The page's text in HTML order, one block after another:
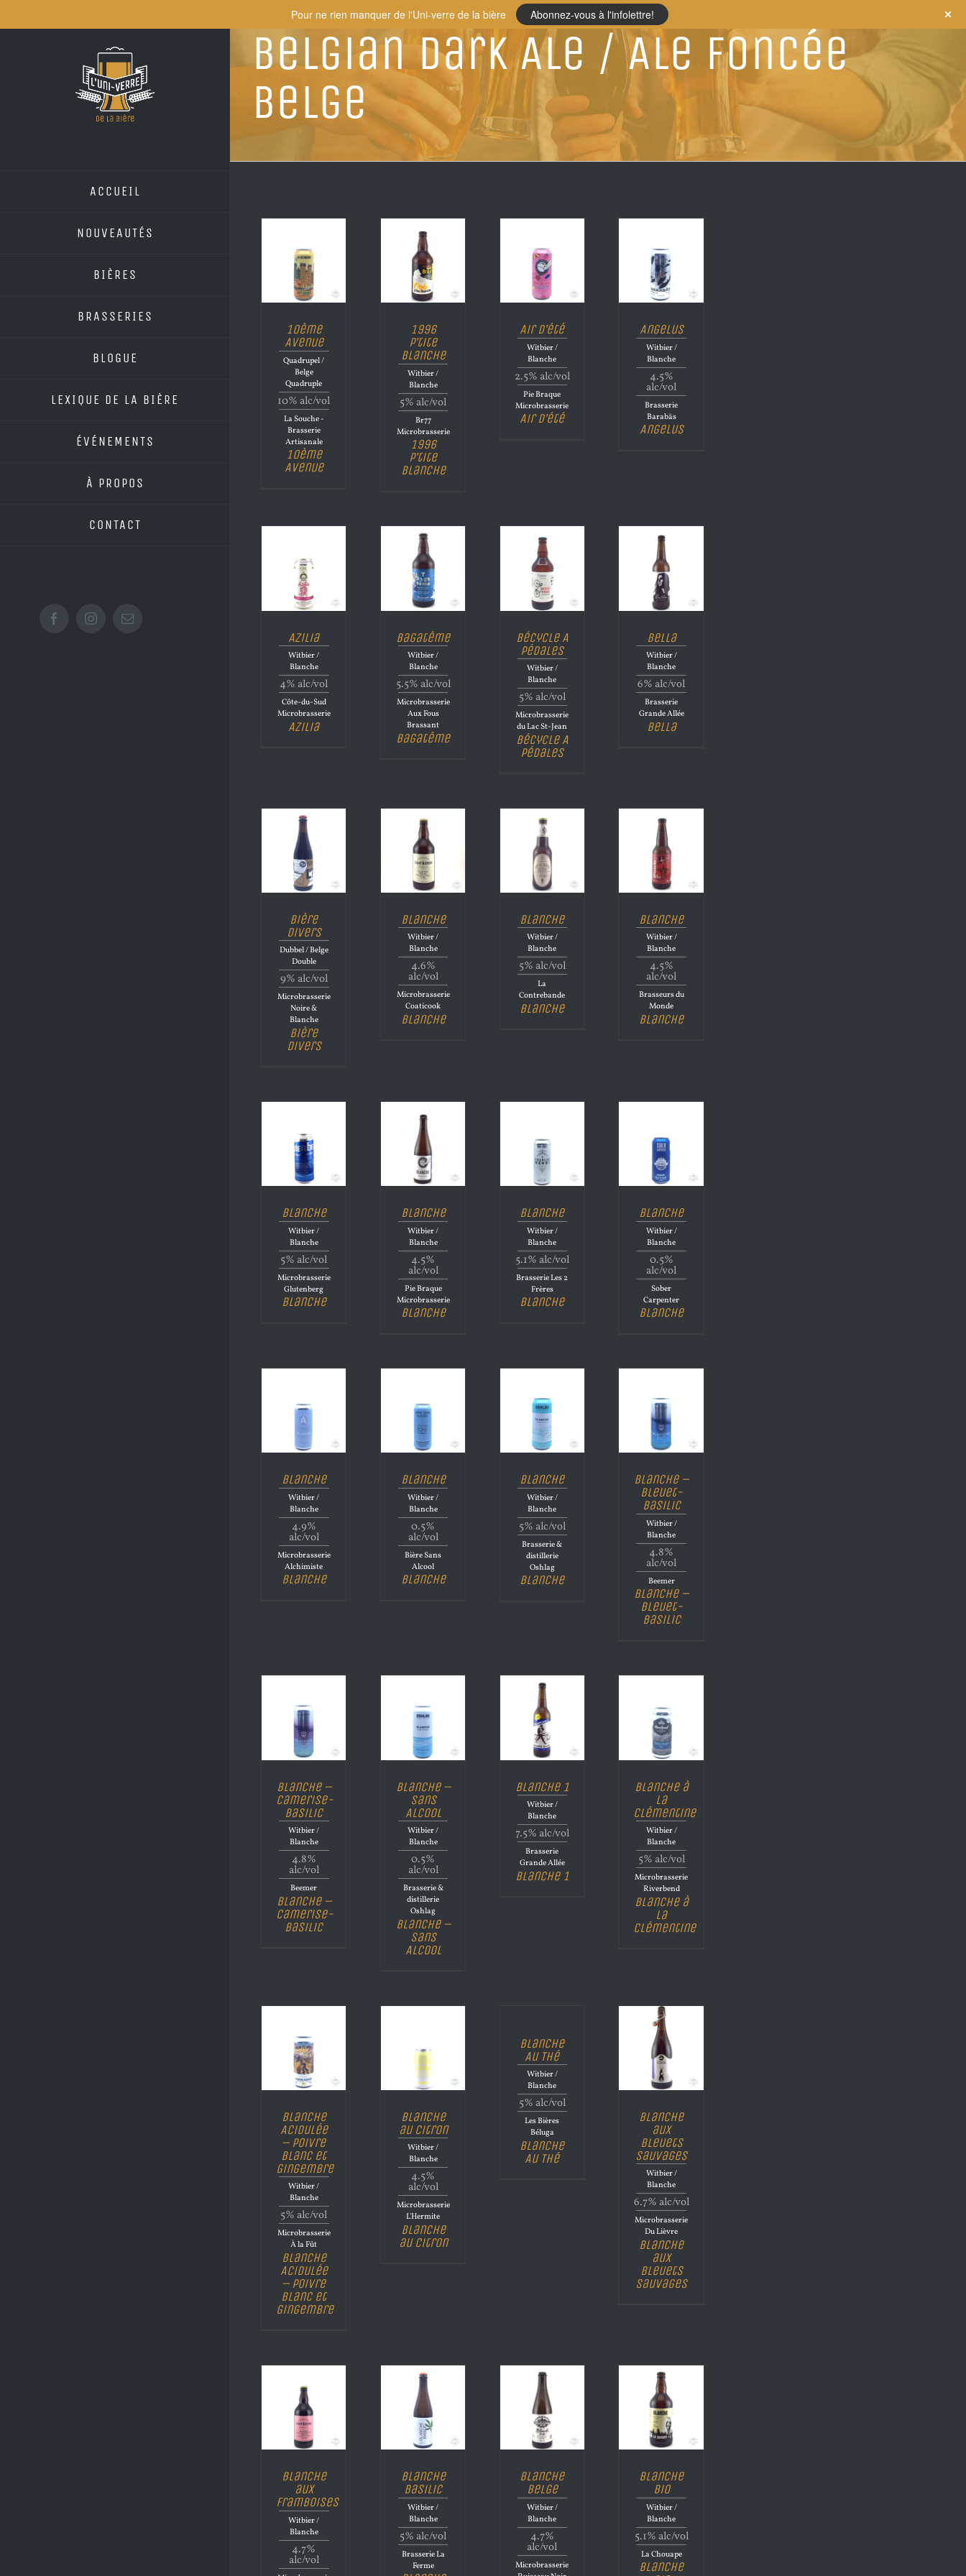
to
ACCUEIL
NOUVEAUTÉS
BIÈRES
BRASSERIES
BLOGUE
LEXIQUE DE LA BIÈRE
ÉVÉNEMENTS
À PROPOS
CONTACT
FacebookInstagramEmail
Belgian Dark Ale / Ale Foncée
Belge
10ème
Avenue
Quadrupel /
Belge
Quadruple
10% alc/vol
La Souche -
Brasserie
Artisanale
10ème
Avenue
1996
P’tite
Blanche
Witbier /
Blanche
5% alc/vol
Br77
Microbrasserie
1996
P’tite
Blanche
Air d’été
Witbier /
Blanche
2.5% alc/vol
Pie Braque
Microbrasserie
Air d’été
Angelus
Witbier /
Blanche
4.5%
alc/vol
Brasserie
Barabās
Angelus
Azilia
Witbier /
Blanche
4% alc/vol
Côte-du-Sud
Microbrasserie
Azilia
Bagatême
Witbier /
Blanche
5.5% alc/vol
Microbrasserie
Aux Fous
Brassant
Bagatême
Bécycle A
Pédales
Witbier /
Blanche
5% alc/vol
Microbrasserie
du Lac St-Jean
Bécycle A
Pédales
Bella
Witbier /
Blanche
6% alc/vol
Brasserie
Grande Allée
Bella
Bière
Divers
Dubbel / Belge
Double
9% alc/vol
Microbrasserie
Noire &
Blanche
Bière
Divers
Blanche
Witbier /
Blanche
4.6%
alc/vol
Microbrasserie
Coaticook
Blanche
Blanche
Witbier /
Blanche
5% alc/vol
La
Contrebande
Blanche
Blanche
Witbier /
Blanche
4.5%
alc/vol
Brasseurs du
Monde
Blanche
Blanche
Witbier /
Blanche
5% alc/vol
Microbrasserie
Glutenberg
Blanche
Blanche
Witbier /
Blanche
4.5%
alc/vol
Pie Braque
Microbrasserie
Blanche
Blanche
Witbier /
Blanche
5.1% alc/vol
Brasserie Les 2
Frères
Blanche
Blanche
Witbier /
Blanche
0.5%
alc/vol
Sober
Carpenter
Blanche
Blanche
Witbier /
Blanche
4.9%
alc/vol
Microbrasserie
Alchimiste
Blanche
Blanche
Witbier /
Blanche
0.5%
alc/vol
Bière Sans
Alcool
Blanche
Blanche
Witbier /
Blanche
5% alc/vol
Brasserie &
distillerie
Oshlag
Blanche
Blanche –
Bleuet-
Basilic
Witbier /
Blanche
4.8%
alc/vol
Beemer
Blanche –
Bleuet-
Basilic
Blanche –
Camerise-
Basilic
Witbier /
Blanche
4.8%
alc/vol
Beemer
Blanche –
Camerise-
Basilic
Blanche –
Sans
Alcool
Witbier /
Blanche
0.5%
alc/vol
Brasserie &
distillerie
Oshlag
Blanche –
Sans
Alcool
Blanche 1
Witbier /
Blanche
7.5% alc/vol
Brasserie
Grande Allée
Blanche 1
Blanche à
La
Clémentine
Witbier /
Blanche
5% alc/vol
Microbrasserie
Riverbend
Blanche à
La
Clémentine
Blanche
Acidulée
– Poivre
blanc et
Gingembre
Witbier /
Blanche
5% alc/vol
Microbrasserie
À la Fût
Blanche
Acidulée
– Poivre
blanc et
Gingembre
Blanche
au Citron
Witbier /
Blanche
4.5%
alc/vol
Microbrasserie
L'Hermite
Blanche
au Citron
Blanche
Au Thé
Witbier /
Blanche
5% alc/vol
Les Bières
Béluga
Blanche
Au Thé
Blanche
aux
bleuets
sauvages
Witbier /
Blanche
6.7% alc/vol
Microbrasserie
Du Lièvre
Blanche
aux
bleuets
sauvages
Blanche
aux
Framboises
Witbier /
Blanche
4.7%
alc/vol
Blanche
Basilic
Witbier /
Blanche
5% alc/vol
Brasserie La
Ferme
Blanche
Belge
Witbier /
Blanche
4.7%
alc/vol
Microbrasserie
Blanche
Bio
Witbier /
Blanche
5.1% alc/vol
La Chouape
Blanche
Pour ne rien manquer de l'Uni-verre de la bière Abonnez-vous à l'infolettre!